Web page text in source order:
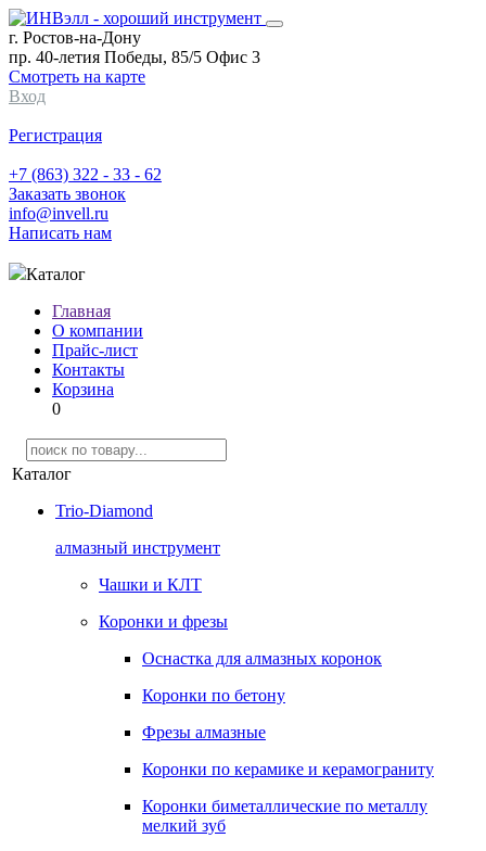
г. Ростов-на-Дону
пр. 40-летия Победы, 85/5 Офис 3
Смотреть на карте
Вход
Регистрация
+7 (863) 322 - 33 - 62
Заказать звонок
info@invell.ru
Написать нам
Каталог
Главная
О компании
Прайс-лист
Контакты
Корзина
0
Каталог
Trio-Diamond
алмазный инструмент
Чашки и КЛТ
Коронки и фрезы
Оснастка для алмазных коронок
Коронки по бетону
Фрезы алмазные
Коронки по керамике и керамограниту
Коронки биметаллические по металлу
мелкий зуб